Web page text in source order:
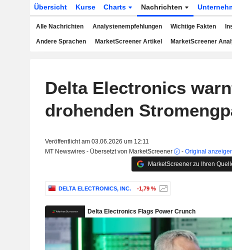
Übersicht Kurse Charts Nachrichten
Alle Nachrichten Analystenempfehlungen Wichtige Fakten
Andere Sprachen MarketScreener Artikel MarketScreener
Delta Electronics
drohenden
Veröffentlicht am 03.06.2026 um 12:11
MT Newswires - Übersetzt von MarketScreener
- Original
MarketScreener zu Ihren
DELTA ELECTRONICS, INC. -1,79 %